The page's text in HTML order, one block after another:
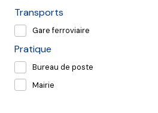
Transports
Gare ferroviaire
Pratique
Bureau de poste
Mairie